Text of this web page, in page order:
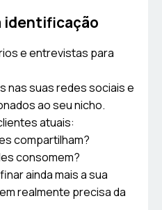
identificação
e entrevistas para
nas suas redes sociais e
ao seu nicho.
atuais:
compartilham?
consomem?
ainda mais a sua
realmente precisa da